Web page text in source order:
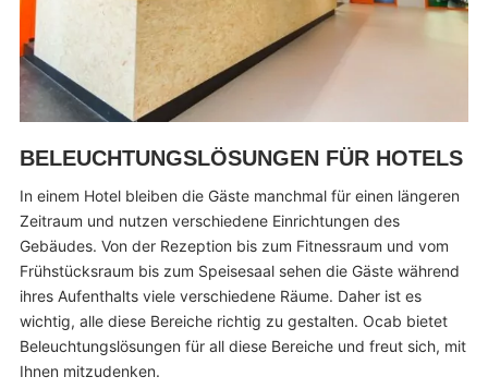
BELEUCHTUNGSLÖSUNGEN FÜR HOTELS
In einem Hotel bleiben die Gäste manchmal für einen längeren
Zeitraum und nutzen verschiedene Einrichtungen des
Gebäudes. Von der Rezeption bis zum Fitnessraum und vom
Frühstücksraum bis zum Speisesaal sehen die Gäste während
ihres Aufenthalts viele verschiedene Räume. Daher ist es
wichtig, alle diese Bereiche richtig zu gestalten. Ocab bietet
Beleuchtungslösungen für all diese Bereiche und freut sich, mit
Ihnen mitzudenken.